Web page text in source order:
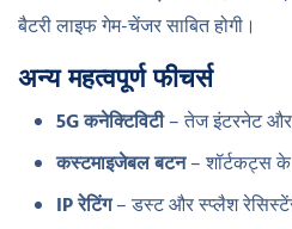
बैटरी लाइफ गेम-चेंजर साबित होगी।
अन्य महत्वपूर्ण फीचर्स
5G कनेक्टिविटी– तेज इंटरनेट और
कस्टमाइजेबल बटन– शॉर्टकट्स के
IP रेटिंग– डस्ट और स्प्लैश